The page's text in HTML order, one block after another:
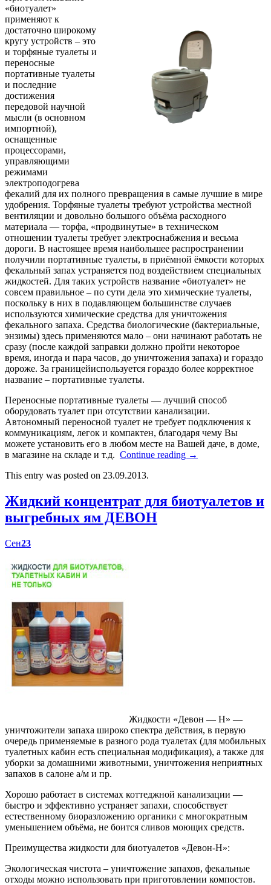
«биотуалет»
применяют к
достаточно широкому
кругу устройств – это
и торфяные туалеты и
переносные
портативные туалеты
и последние
достижения
передовой научной
мысли (в основном
импортной),
оснащенные
процессорами,
управляющими
режимами
электроподогрева
фекалий для их полного превращения в самые лучшие в мире
удобрения. Торфяные туалеты требуют устройства местной
вентиляции и довольно большого объёма расходного
материала — торфа, «продвинутые» в техническом
отношении туалеты требует электроснабжения и весьма
дороги. В настоящее время наибольшее распространении
получили портативные туалеты, в приёмной ёмкости которых
фекальный запах устраняется под воздействием специальных
жидкостей. Для таких устройств название «биотуалет» не
совсем правильное – по сути дела это химические туалеты,
поскольку в них в подавляющем большинстве случаев
используются химические средства для уничтожения
фекального запаха. Средства биологические (бактериальные,
энзимы) здесь применяются мало – они начинают работать не
сразу (после каждой заправки должно пройти некоторое
время, иногда и пара часов, до уничтожения запаха) и гораздо
дороже. За границейиспользуется гораздо более корректное
название – портативные туалеты.
Переносные портативные туалеты — лучший способ
оборудовать туалет при отсутствии канализации.
Автономный переносной туалет не требует подключения к
коммуникациям, легок и компактен, благодаря чему Вы
можете установить его в любом месте на Вашей даче, в доме,
в магазине на складе и т.д. Continue reading →
This entry was posted on 23.09.2013.
Жидкий концентрат для биотуалетов и
выгребных ям ДЕВОН
Сен23
Жидкости «Девон — Н» —
уничтожители запаха широко спектра действия, в первую
очередь применяемые в разного рода туалетах (для мобильных
туалетных кабин есть специальная модификация), а также для
уборки за домашними животными, уничтожения неприятных
запахов в салоне а/м и пр.
Хорошо работает в системах коттеджной канализации —
быстро и эффективно устраняет запахи, способствует
естественному биоразложению органики с многократным
уменьшением объёма, не боится сливов моющих средств.
Преимущества жидкости для биотуалетов «Девон-Н»:
Экологическая чистота – уничтожение запахов, фекальные
отходы можно использовать при приготовлении компостов.